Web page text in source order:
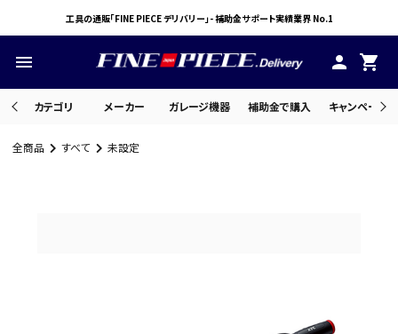
工具の通販「FINE PIECE デリバリー」- 補助金サポート実績業界 No.1
menu person shopping_cart
カテゴリ メーカー ガレージ機器 補助金で購入 キャンペーン
全商品 すべて 未設定